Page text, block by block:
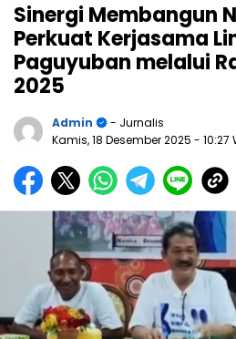
Sinergi Membangun
Perkuat Kerjasama
Paguyuban melalui
2025
Admin
- Jurnalis
Kamis, 18 Desember 2025 - 10:27